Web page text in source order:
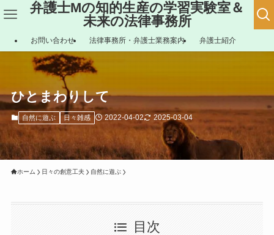
弁護士Mの知的生産の学習実験室＆
未来の法律事務所
お問い合わせ 法律事務所・弁護士業務案内 弁護士紹介
ひとまわりして
自然に遊ぶ 日々雑感 2022-04-02 2025-03-04
ホーム 日々の創意工夫 自然に遊ぶ
目次